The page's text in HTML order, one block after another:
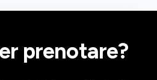
prenotare?